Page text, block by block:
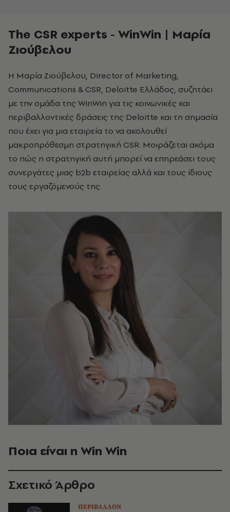
The CSR experts - WinWin | Μαρία
Ζιούβελου
Η Μαρία Ζιούβελου, Director of Marketing,
Communications & CSR, Deloitte Ελλάδος, συζητάει
με την ομάδα της WinWin για τις κοινωνικές και
περιβαλλοντικές δράσεις της Deloitte και τη σημασία
που έχει για μια εταιρεία το να ακολουθεί
μακροπρόθεσμη στρατηγική CSR. Μοιράζεται ακόμα
το πώς η στρατηγική αυτή μπορεί να επηρεάσει τους
συνεργάτες μιας b2b εταιρείας αλλά και τους ίδιους
τους εργαζόμενούς της.
Ποια είναι η Win Win
Σχετικό Άρθρο
ΠΕΡΙΒΑΛΛΟΝ